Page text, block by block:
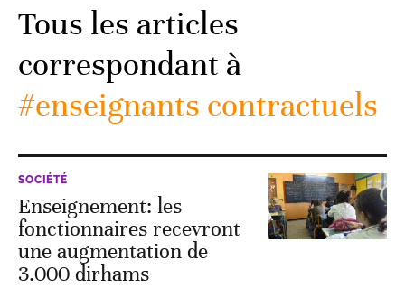
Tous les articles
correspondant à
#enseignants contractuels
SOCIÉTÉ
Enseignement: les
fonctionnaires recevront
une augmentation de
3.000 dirhams